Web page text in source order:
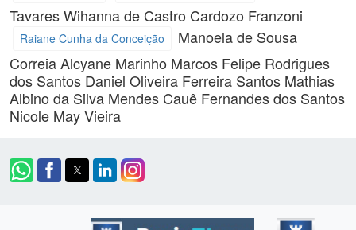
TavaresWihanna de Castro Cardozo Franzoni
Raiane Cunha da Conceição
Manoela de Sousa
CorreiaAlcyane Marinho Marcos Felipe Rodrigues
dos Santos Daniel Oliveira Ferreira Santos Mathias
Albino da Silva Mendes Cauê Fernandes dos Santos
Nicole May Vieira